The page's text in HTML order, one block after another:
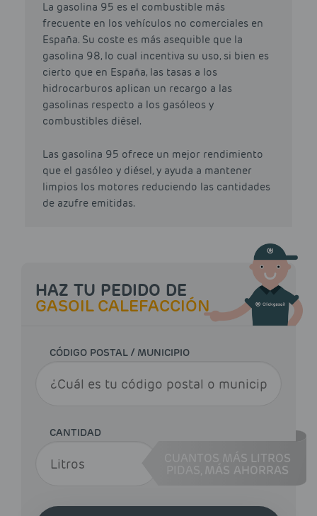
La gasolina 95 es el combustible más
frecuente en los vehículos no comerciales en
España. Su coste es más asequible que la
gasolina 98, lo cual incentiva su uso, si bien es
cierto que en España, las tasas a los
hidrocarburos aplican un recargo a las
gasolinas respecto a los gasóleos y
combustibles diésel.
Las gasolina 95 ofrece un mejor rendimiento
que el gasóleo y diésel, y ayuda a mantener
limpios los motores reduciendo las cantidades
de azufre emitidas.
HAZ TU PEDIDO DE
GASOIL CALEFACCIÓN
CÓDIGO POSTAL / MUNICIPIO
CANTIDAD
CUANTOS MÁS LITROS
MÁS AHORRAS